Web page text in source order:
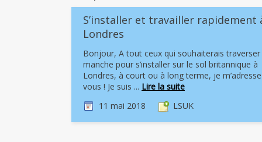
S’installer et travailler rapidement
Londres
Bonjour, A tout ceux qui souhaiterais traverser
manche pour s’installer sur le sol britannique à
Londres, à court ou à long terme, je
vous ! Je suis ... Lire la suite
11 mai 2018
LSUK